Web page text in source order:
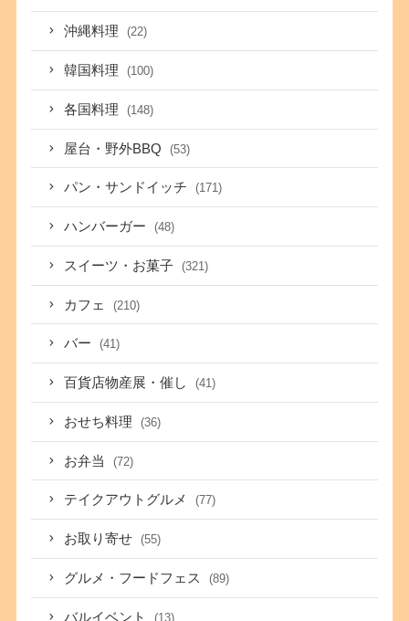
沖縄料理 (22)
韓国料理 (100)
各国料理 (148)
屋台・野外BBQ (53)
パン・サンドイッチ (171)
ハンバーガー (48)
スイーツ・お菓子 (321)
カフェ (210)
バー (41)
百貨店物産展・催し (41)
おせち料理 (36)
お弁当 (72)
テイクアウトグルメ (77)
お取り寄せ (55)
グルメ・フードフェス (89)
バルイベント (13)